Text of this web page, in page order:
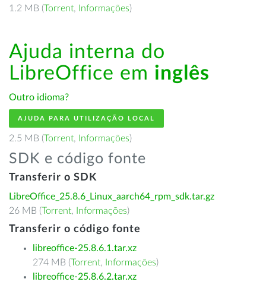
1.2 MB (Torrent, Informações)
Ajuda interna do
LibreOffice em inglês
Outro idioma?
AJUDA PARA UTILIZAÇÃO LOCAL
2.5 MB (Torrent, Informações)
SDK e código fonte
Transferir o SDK
LibreOffice_25.8.6_Linux_aarch64_rpm_sdk.tar.gz
26 MB (Torrent, Informações)
Transferir o código fonte
libreoffice-25.8.6.1.tar.xz
274 MB (Torrent, Informações)
libreoffice-25.8.6.2.tar.xz